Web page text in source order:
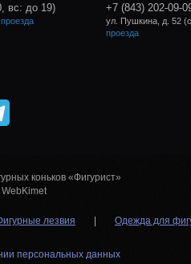
вс: до 19)
+7 (843) 202-09-
ул. Пушкина, д. 52
проезда
коньков «Фигурист»
лезвия | Одежда для
персональных данных